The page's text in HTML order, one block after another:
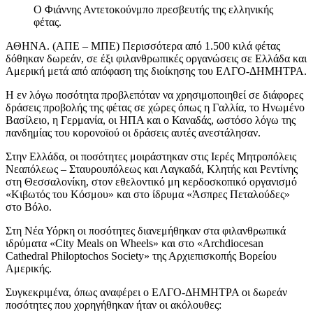
Ο Φιάννης Αντετοκούνμπο πρεσβευτής της ελληνικής
φέτας.
ΑΘΗΝΑ. (ΑΠΕ – ΜΠΕ) Περισσότερα από 1.500 κιλά φέτας
δόθηκαν δωρεάν, σε έξι φιλανθρωπικές οργανώσεις σε Ελλάδα και
Αμερική μετά από απόφαση της διοίκησης του ΕΛΓΟ-ΔΗΜΗΤΡΑ.
Η εν λόγω ποσότητα προβλεπόταν να χρησιμοποιηθεί σε διάφορες
δράσεις προβολής της φέτας σε χώρες όπως η Γαλλία, το Ηνωμένο
Βασίλειο, η Γερμανία, οι ΗΠΑ και ο Καναδάς, ωστόσο λόγω της
πανδημίας του κορονοϊού οι δράσεις αυτές ανεστάλησαν.
Στην Ελλάδα, οι ποσότητες μοιράστηκαν στις Ιερές Μητροπόλεις
Νεαπόλεως – Σταυρουπόλεως και Λαγκαδά, Κλητής και Ρεντίνης
στη Θεσσαλονίκη, στον εθελοντικό μη κερδοσκοπικό οργανισμό
«Κιβωτός του Κόσμου» και στο ίδρυμα «Άσπρες Πεταλούδες»
στο Βόλο.
Στη Νέα Υόρκη οι ποσότητες διανεμήθηκαν στα φιλανθρωπικά
ιδρύματα «City Meals on Wheels» και στο «Archdiocesan
Cathedral Philoptochos Society» της Αρχιεπισκοπής Βορείου
Αμερικής.
Συγκεκριμένα, όπως αναφέρει ο ΕΛΓΟ-ΔΗΜΗΤΡΑ οι δωρεάν
ποσότητες που χορηγήθηκαν ήταν οι ακόλουθες: